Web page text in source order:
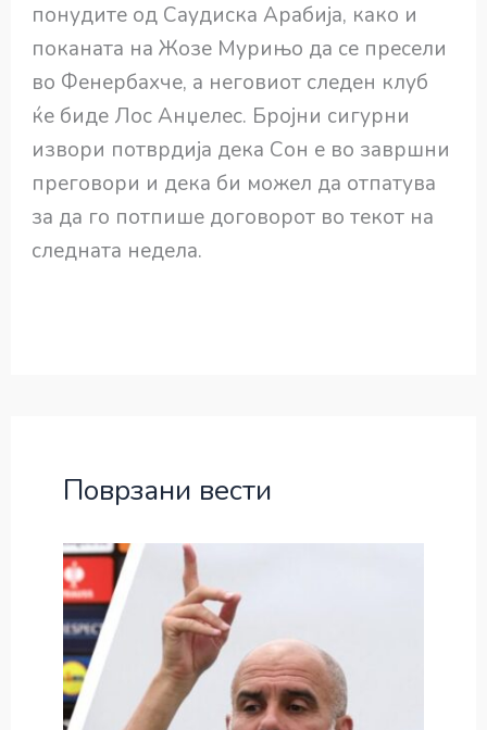
понудите од Саудиска Арабија, како и
поканата на Жозе Мурињо да се пресели
во Фенербахче, а неговиот следен клуб
ќе биде Лос Анџелес. Бројни сигурни
извори потврдија дека Сон е во завршни
преговори и дека би можел да отпатува
за да го потпише договорот во текот на
следната недела.
Поврзани вести